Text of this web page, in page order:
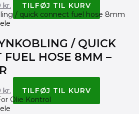
kr.
TILFØJ TIL KURV
/ QUICK
FUEL HOSE 8MM –
kr.
TILFØJ TIL KURV